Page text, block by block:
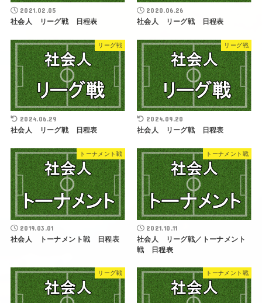
2021.02.05
社会人 リーグ戦 日程表
2020.06.26
社会人 リーグ戦 日程表
リーグ戦
2024.06.29
社会人 リーグ戦 日程表
リーグ戦
2024.09.20
社会人 リーグ戦 日程表
トーナメント戦
2019.03.01
社会人 トーナメント戦 日程表
トーナメント戦
2021.10.11
社会人 リーグ戦／トーナメント
戦 日程表
リーグ戦 トーナメント戦